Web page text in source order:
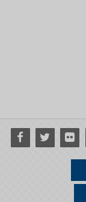
Facebook
Twitter Flickr